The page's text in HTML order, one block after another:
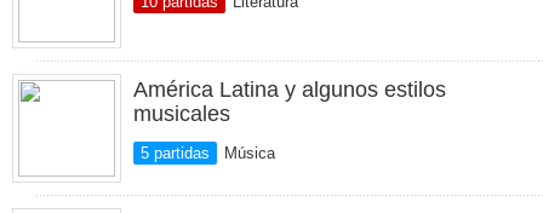
América Latina y algunos estilos
musicales
5 partidas Música